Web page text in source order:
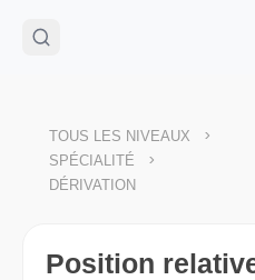
🌴Cahier de vacances
Télécharge ton PDF
TOUS LES NIVEAUX >
SPÉCIALITÉ >
DÉRIVATION
Position